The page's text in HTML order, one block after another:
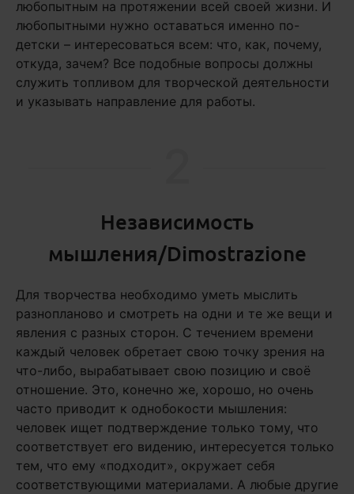
любопытным на протяжении всей своей жизни. И
любопытными нужно оставаться именно по-
детски – интересоваться всем: что, как, почему,
откуда, зачем? Все подобные вопросы должны
служить топливом для творческой деятельности
и указывать направление для работы.
Независимость
мышления/Dimostrazione
Для творчества необходимо уметь мыслить
разнопланово и смотреть на одни и те же вещи и
явления с разных сторон. С течением времени
каждый человек обретает свою точку зрения на
что-либо, вырабатывает свою позицию и своё
отношение. Это, конечно же, хорошо, но очень
часто приводит к однобокости мышления:
человек ищет подтверждение только тому, что
соответствует его видению, интересуется только
тем, что ему «подходит», окружает себя
соответствующими материалами. А любые другие